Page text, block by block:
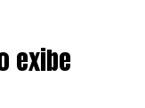
exibe